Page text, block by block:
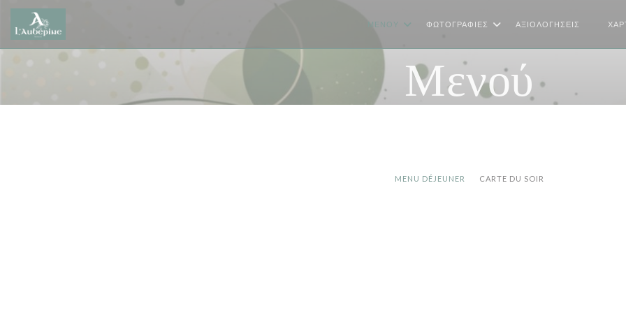
Πίνακας διαχείρισης "Μπισκότων" (Cookies)
ΜΕΝΟΎ ΦΩΤΟΓΡΑΦΊΕΣ ΑΞΙΟΛΟΓΉΣΕΙΣ
Μενού
MENU DÉJEUNER CARTE DU SOIR